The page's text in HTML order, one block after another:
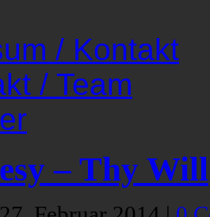
/ Kontakt
/ Team
– Thy Will